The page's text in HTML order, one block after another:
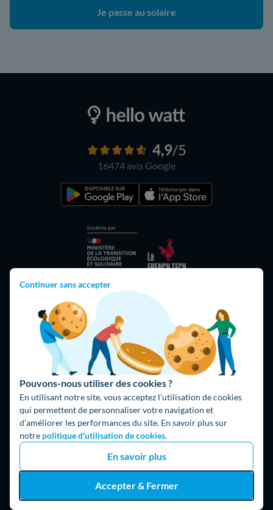
Continuer sans accepter
Pouvons-nous utiliser des cookies ?
En utilisant notre site, vous acceptez l’utilisation de cookies
qui permettent de personnaliser votre navigation et
d’améliorer les performances du site. En savoir plus sur
notre politique d'utilisation de cookies.
En savoir plus
Accepter & Fermer
Je passe au solaire
4,9/5
16474 avis Google
Hello What ?
Blog
L'équipe de rédaction
Hello Watt Espagne
Hello Team
Jobs
Rejoindre notre réseau d'artisans
Hello !